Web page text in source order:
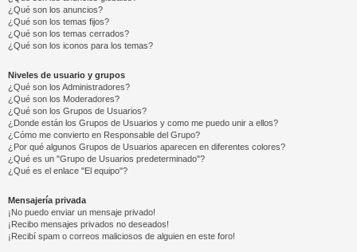
¿Qué son los anuncios?
¿Qué son los temas fijos?
¿Qué son los temas cerrados?
¿Qué son los iconos para los temas?
Niveles de usuario y grupos
¿Qué son los Administradores?
¿Qué son los Moderadores?
¿Qué son los Grupos de Usuarios?
¿Donde están los Grupos de Usuarios y como me puedo unir a ellos?
¿Cómo me convierto en Responsable del Grupo?
¿Por qué algunos Grupos de Usuarios aparecen en diferentes colores?
¿Qué es un "Grupo de Usuarios predeterminado"?
¿Qué es el enlace "El equipo"?
Mensajería privada
¡No puedo enviar un mensaje privado!
¡Recibo mensajes privados no deseados!
¡Recibí spam o correos maliciosos de alguien en este foro!